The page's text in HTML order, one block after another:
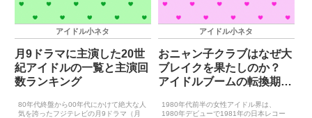
アイドル小ネタ
月9ドラマに主演した20世
紀アイドルの一覧と主演回
数ランキング
80年代終盤から00年代にかけて絶大な人
気を誇ったフジテレビの月9ドラマ（月
アイドル小ネタ
おニャン子クラブはなぜ大
ブレイクを果たしのか？
アイドルブームの転換期と
1980年代前半の女性アイドル界は、
1980年デビューで1981年の日本レコー